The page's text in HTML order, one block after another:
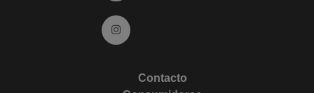
Ir a Instagram (abre en ventana nueva)
Contacto